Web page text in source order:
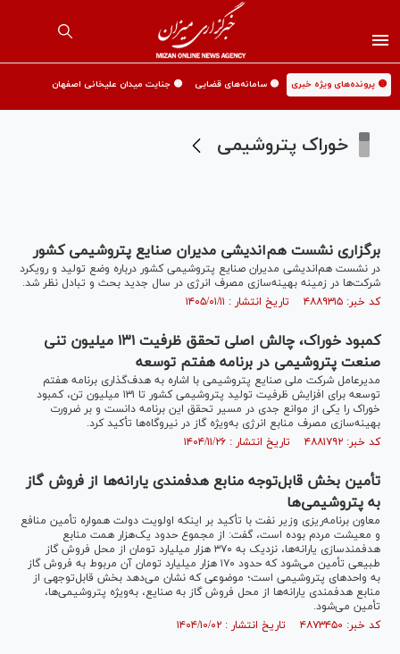
🟡 پرونده‌های ویژه خبری 🟡 سامانه‌های قضایی 🟡 جنایت میدان علیخانی اصفهان
خوراک پتروشیمی
برگزاری نشست هم‌اندیشی مدیران صنایع پتروشیمی کشور
در نشست هم‌اندیشی مدیران صنایع پتروشیمی کشور درباره وضع تولید و رویکرد
شرکت‌ها در زمینه بهینه‌سازی مصرف انرژی در سال جدید بحث و تبادل نظر شد.
کد خبر: ۴۸۸۹۳۱۵ تاریخ انتشار : ۱۴۰۵/۰۱/۱۱
کمبود خوراک، چالش اصلی تحقق ظرفیت ۱۳۱ میلیون تنی
صنعت پتروشیمی در برنامه هفتم توسعه
مدیرعامل شرکت ملی صنایع پتروشیمی با اشاره به هدف‌گذاری برنامه هفتم
توسعه برای افزایش ظرفیت تولید پتروشیمی کشور تا ۱۳۱ میلیون تن، کمبود
خوراک را یکی از موانع جدی در مسیر تحقق این برنامه دانست و بر ضرورت
بهینه‌سازی مصرف منابع انرژی به‌ویژه گاز در نیروگاه‌ها تأکید کرد.
کد خبر: ۴۸۸۱۷۹۲ تاریخ انتشار : ۱۴۰۴/۱۱/۲۶
تأمین بخش قابل‌توجه منابع هدفمندی یارانه‌ها از فروش گاز
به پتروشیمی‌ها
معاون برنامه‌ریزی وزیر نفت با تأکید بر اینکه اولویت دولت همواره تأمین منافع
و معیشت مردم بوده است، گفت: از مجموع حدود یک‌هزار همت منابع
هدفمندسازی یارانه‌ها، نزدیک به ۳۷۰ هزار میلیارد تومان از محل فروش گاز
طبیعی تأمین می‌شود که حدود ۱۷۰ هزار میلیارد تومان آن مربوط به فروش گاز
به واحد‌های پتروشیمی است؛ موضوعی که نشان می‌دهد بخش قابل‌توجهی از
منابع هدفمندی یارانه‌ها از محل فروش گاز به صنایع، به‌ویژه پتروشیمی‌ها،
تأمین می‌شود.
کد خبر: ۴۸۷۳۴۵۰ تاریخ انتشار : ۱۴۰۴/۱۰/۰۲